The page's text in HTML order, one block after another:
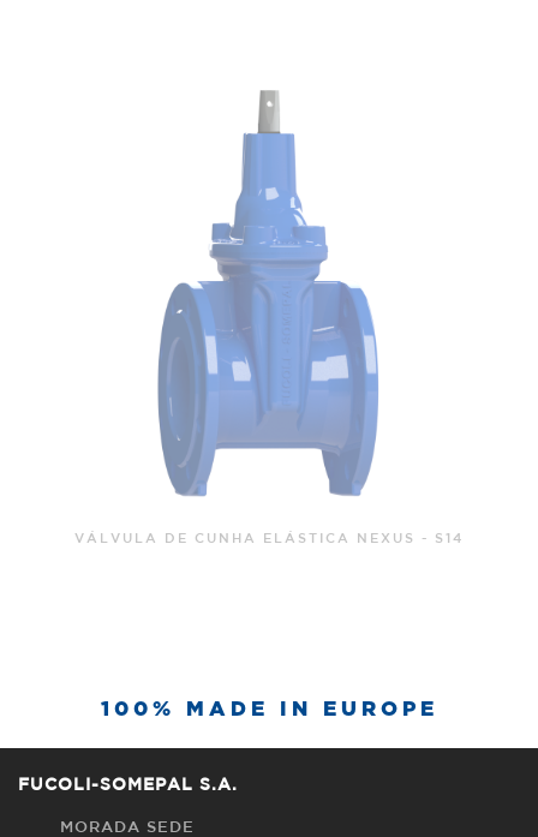
NEXUS - S14
VÁLVULA DE CUNHA
100% MADE IN EUROPE
FUCOLI-SOMEPAL S.A.
MORADA SEDE